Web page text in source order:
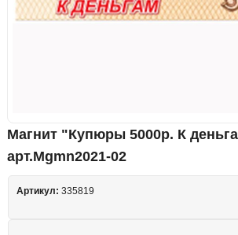
Магнит "Купюры 5000р. К
арт.Mgmn2021-02
Артикул: 335819